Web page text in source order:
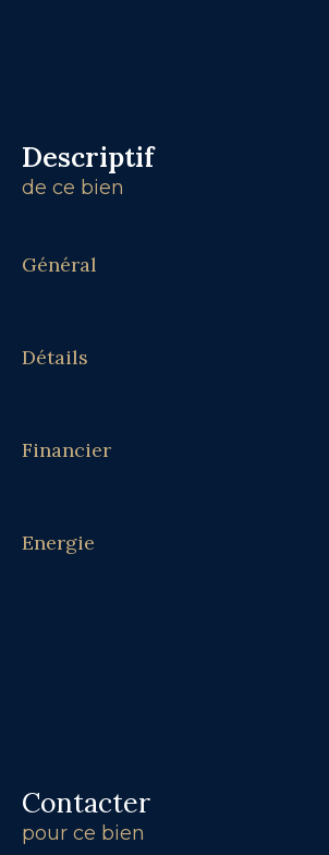
descriptif
de ce bien
Général
Détails
Financier
Energie
Contacter
pour ce bien